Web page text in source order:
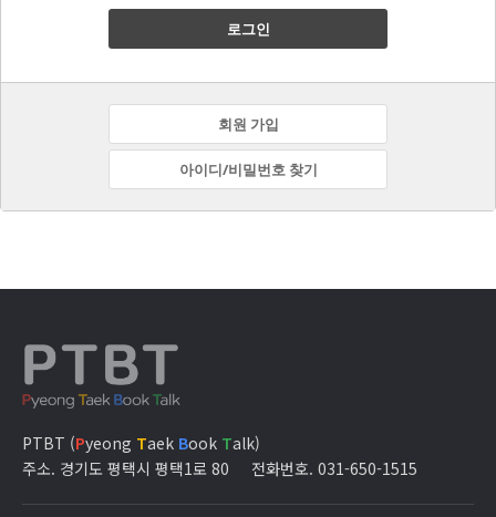
로그인
회원 가입
아이디/비밀번호 찾기
PTBT (Pyeong Taek Book Talk)
주소. 경기도 평택시 평택1로 80
전화번호. 031-650-1515